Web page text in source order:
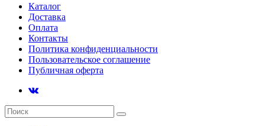
Каталог
Доставка
Оплата
Контакты
Политика конфиденциальности
Пользовательское соглашение
Публичная оферта